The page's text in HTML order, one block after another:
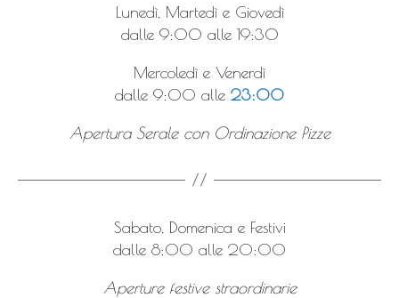
Lunedì, Martedì e Giovedì
dalle 9:00 alle 19:30
Mercoledì e Venerdì
dalle 9:00 alle 23:00
Apertura Serale con Ordinazione Pizze
Sabato, Domenica e Festivi
dalle 8:00 alle 20:00
Aperture festive straordinarie